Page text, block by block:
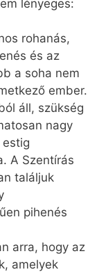
lényeges:
rohanás,
és az
a soha nem
ember.
áll, szükség
nagy
A Szentírás
találjuk
pihenés
arra, hogy az
amelyek